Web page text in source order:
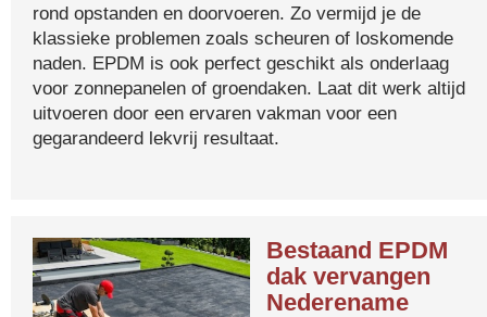
rond opstanden en doorvoeren. Zo vermijd je de
klassieke problemen zoals scheuren of loskomende
naden. EPDM is ook perfect geschikt als onderlaag
voor zonnepanelen of groendaken. Laat dit werk altijd
uitvoeren door een ervaren vakman voor een
gegarandeerd lekvrij resultaat.
Bestaand EPDM
dak vervangen
Nederename